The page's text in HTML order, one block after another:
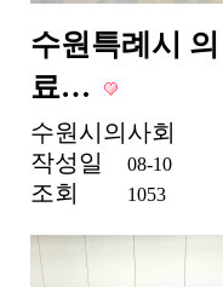
수원특례시 의
료…
수원시의사회
작성일
08-10
조회 1053